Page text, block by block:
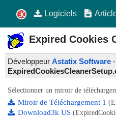
Logiciels
Expired Cookies
Développeur Astatix Software
Sélectionner un miroir de
Miroir de Téléchargement 1
Download3k US